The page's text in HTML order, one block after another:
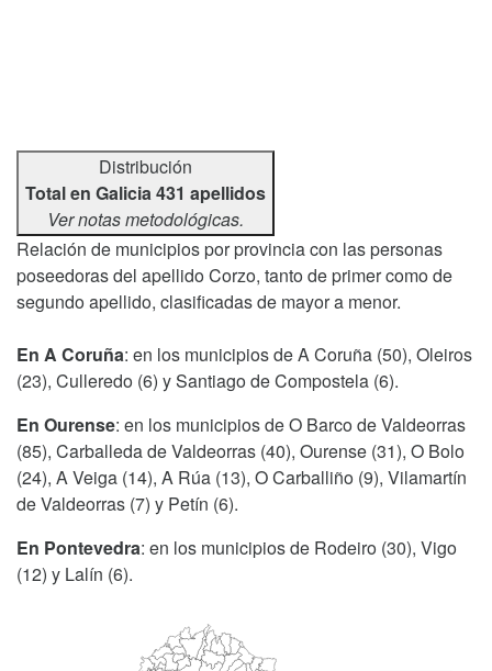
Distribución
Total en Galicia 431 apellidos
Ver notas metodológicas.
Relación de municipios por provincia con las personas
poseedoras del apellido Corzo, tanto de primer como de
segundo apellido, clasificadas de mayor a menor.
En A Coruña: en los municipios de A Coruña (50), Oleiros
(23), Culleredo (6) y Santiago de Compostela (6).
En Ourense: en los municipios de O Barco de Valdeorras
(85), Carballeda de Valdeorras (40), Ourense (31), O Bolo
(24), A Veiga (14), A Rúa (13), O Carballiño (9), Vilamartín
de Valdeorras (7) y Petín (6).
En Pontevedra: en los municipios de Rodeiro (30), Vigo
(12) y Lalín (6).